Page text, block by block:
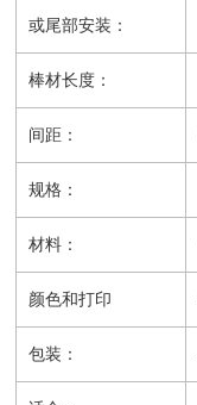
或尾部安装：
棒材长度：
间距：
规格：
材料：
颜色和打印
包装：